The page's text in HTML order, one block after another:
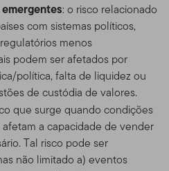
: o risco relacionado
com sistemas políticos,
menos
podem ser afetados por
política, falta de liquidez ou
de custódia de valores.
que surge quando condições
a capacidade de vender
Tal risco pode ser
não limitado a) eventos